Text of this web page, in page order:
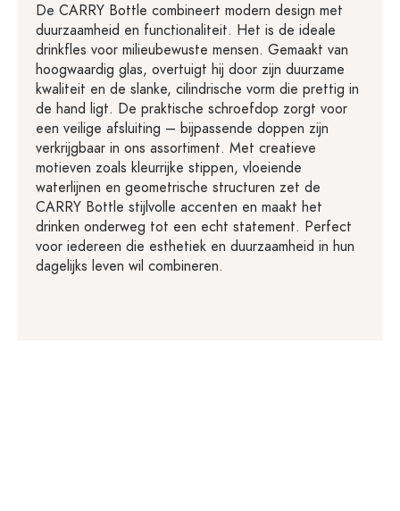
De CARRY Bottle combineert modern design met
duurzaamheid en functionaliteit. Het is de ideale
drinkfles voor milieubewuste mensen. Gemaakt van
hoogwaardig glas, overtuigt hij door zijn duurzame
kwaliteit en de slanke, cilindrische vorm die prettig in
de hand ligt. De praktische schroefdop zorgt voor
een veilige afsluiting – bijpassende doppen zijn
verkrijgbaar in ons assortiment. Met creatieve
motieven zoals kleurrijke stippen, vloeiende
waterlijnen en geometrische structuren zet de
CARRY Bottle stijlvolle accenten en maakt het
drinken onderweg tot een echt statement. Perfect
voor iedereen die esthetiek en duurzaamheid in hun
dagelijks leven wil combineren.